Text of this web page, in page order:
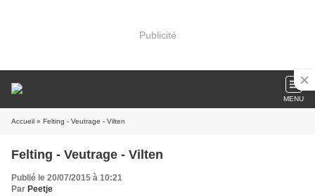
Publicité
MENU
Accueil » Felting - Veutrage - Vilten
Felting - Veutrage - Vilten
Publié le 20/07/2015 à 10:21
Par Peetje